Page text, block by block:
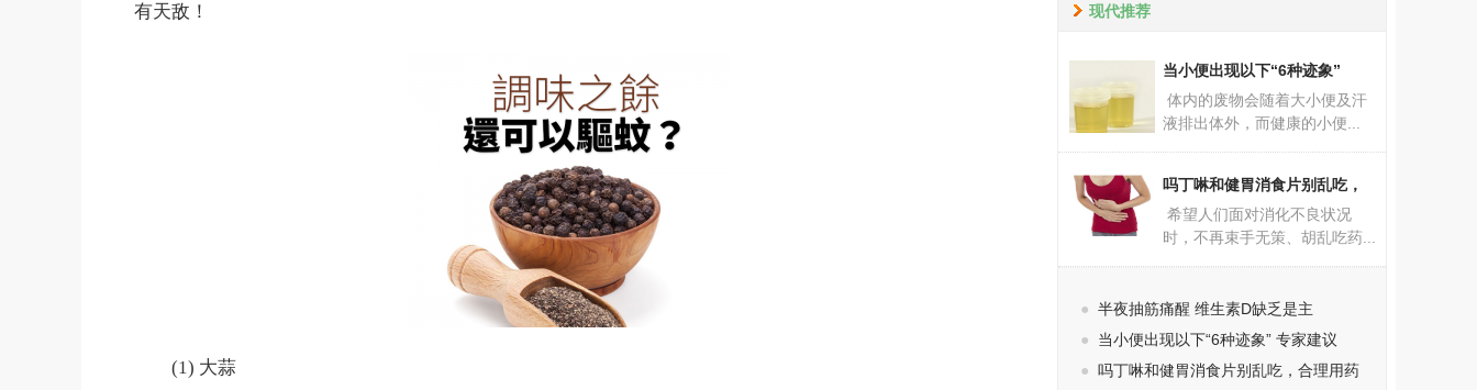
有天敌！
(1) 大蒜
现代推荐
当小便出现以下“6种迹象”
体内的废物会随着大小便及汗
液排出体外，而健康的小便...
吗丁啉和健胃消食片别乱吃，
希望人们面对消化不良状况
时，不再束手无策、胡乱吃药...
● 半夜抽筋痛醒 维生素D缺乏是主
●
当小便出现以下“6种迹象” 专家建议
● 吗丁啉和健胃消食片别乱吃，合理用药